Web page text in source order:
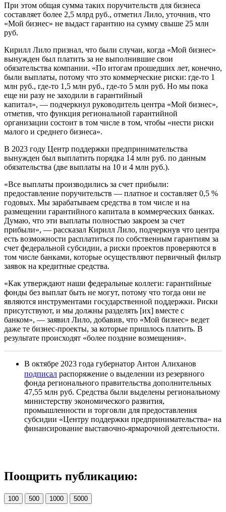
При этом общая сумма таких поручительств для бизнеса
составляет более 2,5 млрд руб., отметил Лило, уточнив, что
«Мой бизнес» не выдаст гарантию на сумму свыше 25 млн
руб.
Кирилл Лило признал, что были случаи, когда «Мой бизнес»
вынужден был платить за не выполнившие свои
обязательства компании. «По итогам прошедших лет, конечно,
были выплаты, потому что это коммерческие риски: где-то 1
млн руб., где-то 1,5 млн руб., где-то 5 млн руб. Но мы пока
еще ни разу не заходили в гарантийный
капитал», — подчеркнул руководитель центра «Мой бизнес»,
отметив, что функция региональной гарантийной
организации состоит в том числе в том, чтобы «нести риски
малого и среднего бизнеса».
В 2023 году Центр поддержки предпринимательства
вынужден был выплатить порядка 14 млн руб. по данным
обязательства (две выплаты на 10 и 4 млн руб.).
«Все выплаты производились за счет прибыли:
предоставление поручительств — платное и составляет 0,5 %
годовых. Мы зарабатываем средства в том числе и на
размещении гарантийного капитала в коммерческих банках.
Думаю, что эти выплаты полностью закроем за счет
прибыли», — рассказал Кирилл Лило, подчеркнув что центра
есть возможности расплатиться по собственным гарантиям за
счет федеральной субсидии, а риски проектов проверяются в
том числе банками, которые осуществляют первичный фильтр
заявок на кредитные средства.
«Как утверждают наши федеральные коллеги: гарантийные
фонды без выплат быть не могут, потому что тогда они не
являются инструментами государственной поддержки. Риски
присутствуют, и мы должны разделять [их] вместе с
банком», — заявил Лило, добавив, что «Мой бизнес» ведет
даже те бизнес-проекты, за которые пришлось платить. В
результате происходят «более поздние возмещения».
В октябре 2023 года губернатор Антон Алиханов
подписал распоряжение о выделении из резервного
фонда регионального правительства дополнительных
47,55 млн руб. Средства были выделены региональному
министерству экономического развития,
промышленности и торговли для предоставления
субсидии «Центру поддержки предпринимательства» на
финансирование выставочно-ярмарочной деятельности.
Поощрить публикацию:
100 500 1000 5000